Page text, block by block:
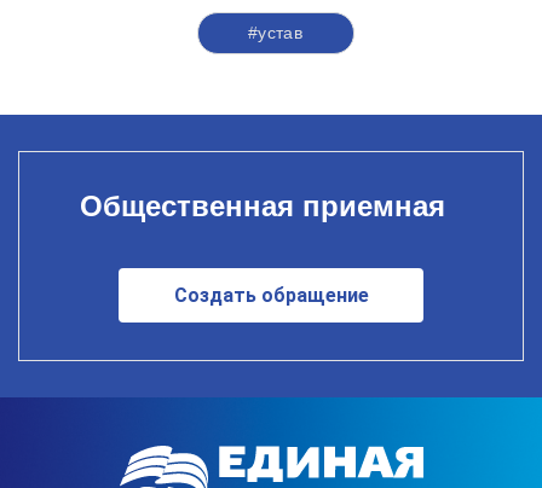
#устав
Общественная приемная
Создать обращение